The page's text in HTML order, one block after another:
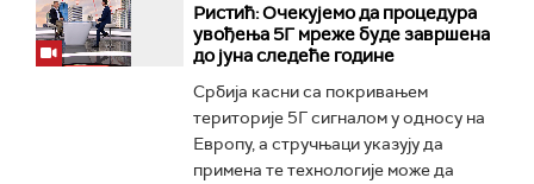
Ристић: Очекујемо да процедура
увођења 5Г мреже буде завршена
до јуна следеће године
Србија касни са покривањем
територије 5Г сигналом у односу на
Европу, а стручњаци указују да
примена те технологије може да